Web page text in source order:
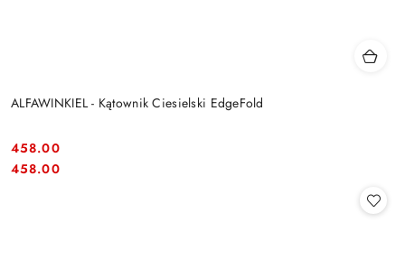
ALFAWINKIEL - Kątownik Ciesielski EdgeFold
Cena:
458.00
Cena:
458.00